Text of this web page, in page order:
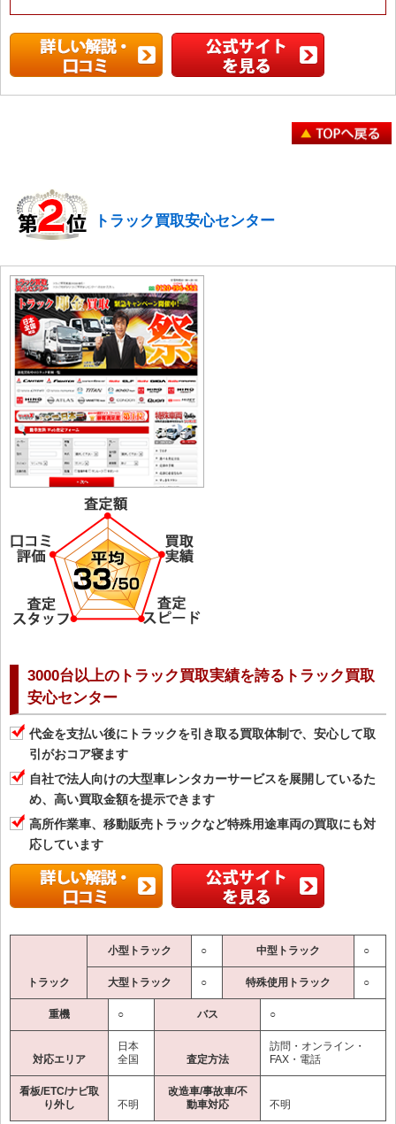
トラック買取安心センター
3000台以上のトラック買取実績を誇るトラック買取
安心センター
代金を支払い後にトラックを引き取る買取体制で、安心して取
引がおコア寝ます
自社で法人向けの大型車レンタカーサービスを展開しているた
め、高い買取金額を提示できます
高所作業車、移動販売トラックなど特殊用途車両の買取にも対
応しています
トラック
小型トラック ○ 中型トラック ○
大型トラック ○ 特殊使用トラック ○
重機 ○ バス ○
対応エリア
日本
全国
査定方法
訪問・オンライン・
FAX・電話
看板/ETC/ナビ取
り外し
不明
改造車/事故車/不
動車対応
不明